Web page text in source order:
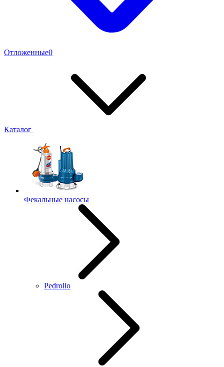
Отложенные0
Каталог
Фекальные насосы
Pedrollo